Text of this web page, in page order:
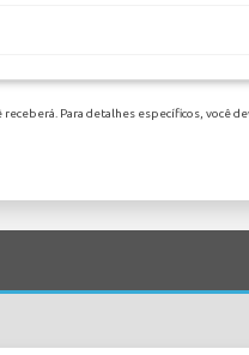
Para detalhes específicos, você